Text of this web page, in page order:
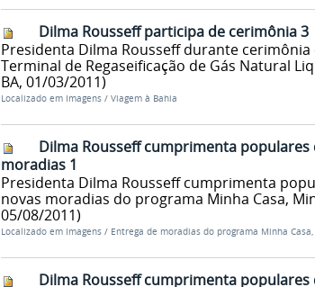
Dilma Rousseff participa de cerimônia 3
Presidenta Dilma Rousseff durante
Terminal de Regaseificação de Gás Natural
BA, 01/03/2011)
Localizado em Imagens / Viagem à Bahia
Dilma Rousseff cumprimenta
moradias 1
Presidenta Dilma Rousseff cumprimenta
novas moradias do programa Minha Casa,
05/08/2011)
Localizado em Imagens / Entrega de moradias do programa Minha
Dilma Rousseff cumprimenta